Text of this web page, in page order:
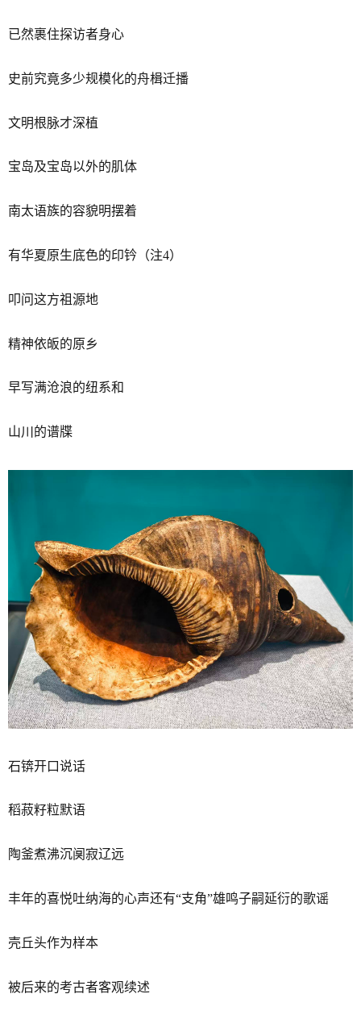
已然裹住探访者身心
史前究竟多少规模化的舟楫迁播
文明根脉才深植
宝岛及宝岛以外的肌体
南太语族的容貌明摆着
有华夏原生底色的印钤（注4）
叩问这方祖源地
精神依皈的原乡
早写满沧浪的纽系和
山川的谱牒
石锛开口说话
稻菽籽粒默语
陶釜煮沸沉阒寂辽远
丰年的喜悦吐纳海的心声还有“支角”雄鸣子嗣延衍的歌谣
壳丘头作为样本
被后来的考古者客观续述